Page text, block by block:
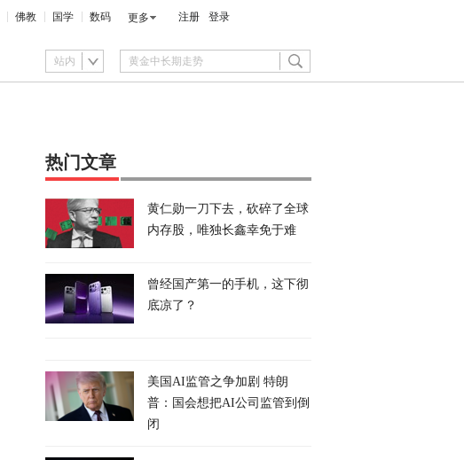
佛教 国学 数码 更多 注册 登录
站内
热门文章
黄仁勋一刀下去，砍碎了全球
内存股，唯独长鑫幸免于难
曾经国产第一的手机，这下彻
底凉了？
美国AI监管之争加剧 特朗
普：国会想把AI公司监管到倒
闭